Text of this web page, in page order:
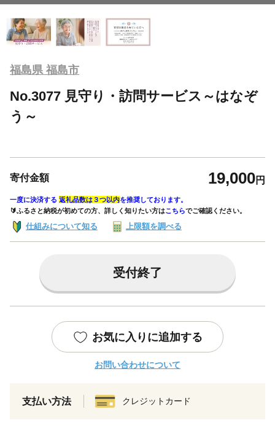
福島県 福島市
No.3077 見守り・訪問サービス～はなぞ
う～
寄付金額 19,000円
一度に決済する 返礼品数は３つ以内を推奨しております。
🔰ふるさと納税が初めての方、詳しく知りたい方はこちらでご確認ください。
仕組みについて知る 上限額を調べる
受付終了
お気に入りに追加する
お問い合わせについて
支払い方法 クレジットカード